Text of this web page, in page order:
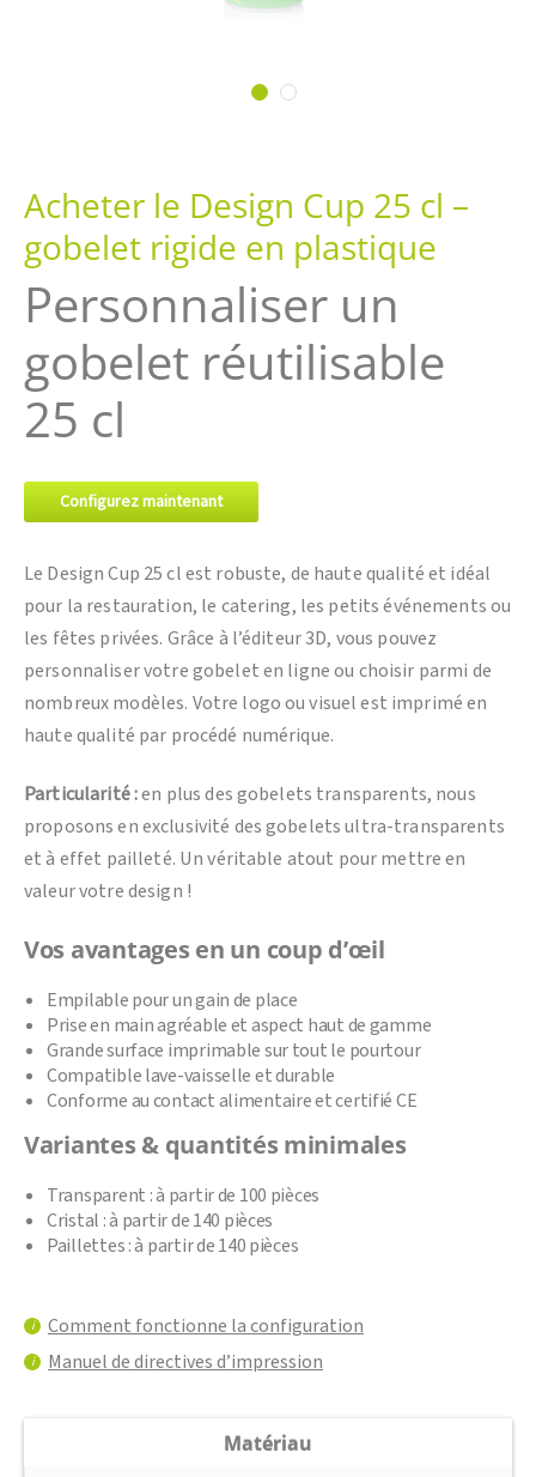
au
début
la
d’images
Acheter le Design Cup 25 cl –
gobelet rigide en plastique
Personnaliser un
gobelet réutilisable
25 cl
Configurez maintenant
Le Design Cup 25 cl est robuste, de haute qualité et idéal
pour la restauration, le catering, les petits événements ou
les fêtes privées. Grâce à l’éditeur 3D, vous pouvez
personnaliser votre gobelet en ligne ou choisir parmi de
nombreux modèles. Votre logo ou visuel est imprimé en
haute qualité par procédé numérique.
Particularité :en plus des gobelets transparents, nous
proposons en exclusivité des gobelets ultra-transparents
et à effet pailleté. Un véritable atout pour mettre en
valeur votre design !
Vos avantages en un coup d’œil
Empilable pour un gain de place
Prise en main agréable et aspect haut de gamme
Grande surface imprimable sur tout le pourtour
Compatible lave-vaisselle et durable
Conforme au contact alimentaire et certifié CE
Variantes & quantités minimales
Transparent : à partir de 100 pièces
Cristal : à partir de 140 pièces
Paillettes : à partir de 140 pièces
i Comment fonctionne la configuration
i Manuel de directives d’impression
Matériau